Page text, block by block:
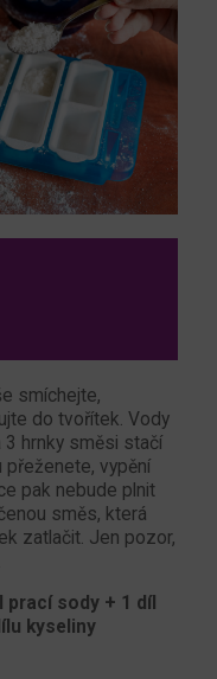
smíchejte,
do tvořítek. Vody
3 hrnky směsi stačí
vypění
pak nebude plnit
směs, která
zatlačit. Jen pozor,
prací sody + 1 díl
kyseliny